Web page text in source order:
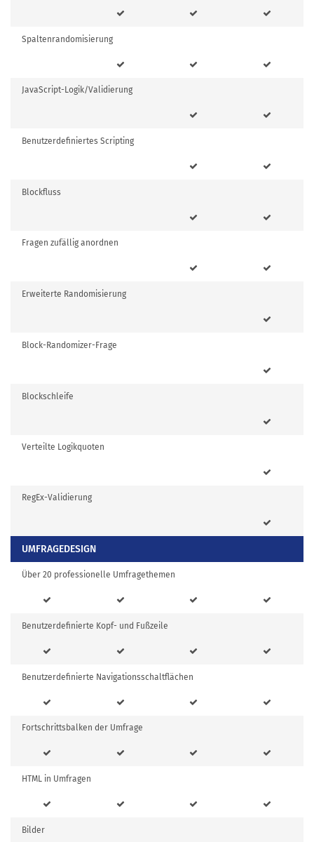
Spaltenrandomisierung
JavaScript-Logik/Validierung
Benutzerdefiniertes Scripting
Blockfluss
Fragen zufällig anordnen
Erweiterte Randomisierung
Block-Randomizer-Frage
Blockschleife
Verteilte Logikquoten
RegEx-Validierung
UMFRAGEDESIGN
Über 20 professionelle Umfragethemen
Benutzerdefinierte Kopf- und Fußzeile
Benutzerdefinierte Navigationsschaltflächen
Fortschrittsbalken der Umfrage
HTML in Umfragen
Bilder